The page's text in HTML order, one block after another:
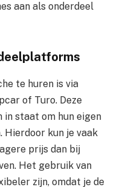
aan als onderdeel
te huren is via
of Turo. Deze
staat om hun eigen
Hierdoor kun je vaak
prijs dan bij
Het gebruik van
zijn, omdat je de